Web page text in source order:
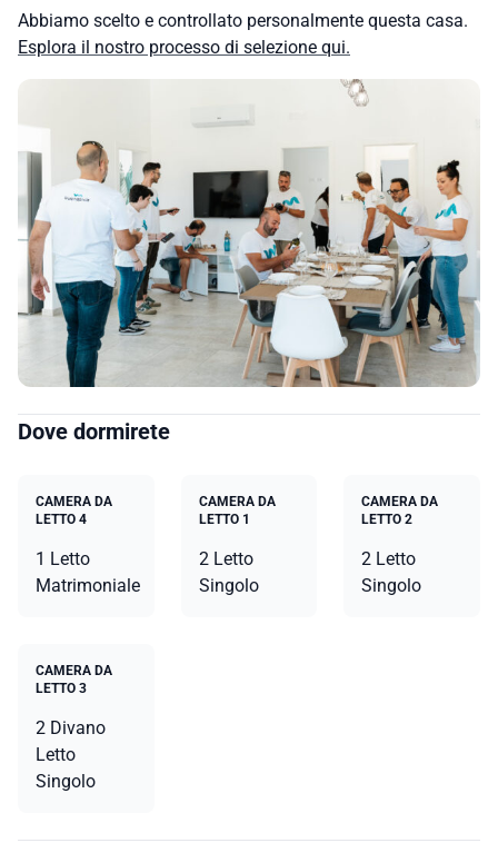
Abbiamo scelto e controllato personalmente questa casa.
Esplora il nostro processo di selezione qui.
Dove dormirete
CAMERA DA
LETTO 4
1 Letto
Matrimoniale
CAMERA DA
LETTO 1
2 Letto
Singolo
CAMERA DA
LETTO 2
2 Letto
Singolo
CAMERA DA
LETTO 3
2 Divano
Letto
Singolo